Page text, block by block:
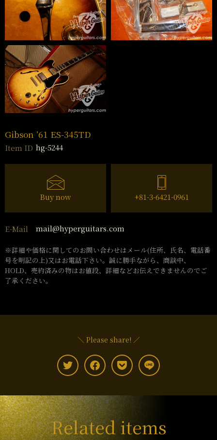
Gibson ’61 ES-345TD
Item ID hg-5244
Buy now +81-3-6421-0961
E-Mail mail@hyperguitars.com
※詳細や価格に関してのお問い合わせはメール(住所、氏名、電話番
号を明記の上)又はお電話下さい。誠に勝手ながら、商談中、
HOLD、売約済みの物はお値段、詳細などお伝えできませんのでご
了承ください。
＼ Please share! ／
Related items